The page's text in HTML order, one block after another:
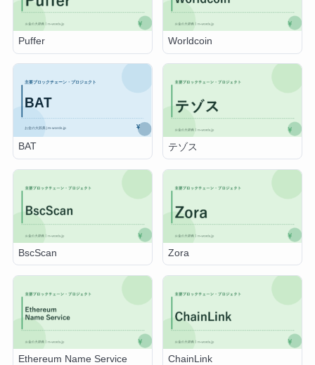
Puffer Worldcoin
BAT テゾス
BscScan Zora
Ethereum Name Service ChainLink